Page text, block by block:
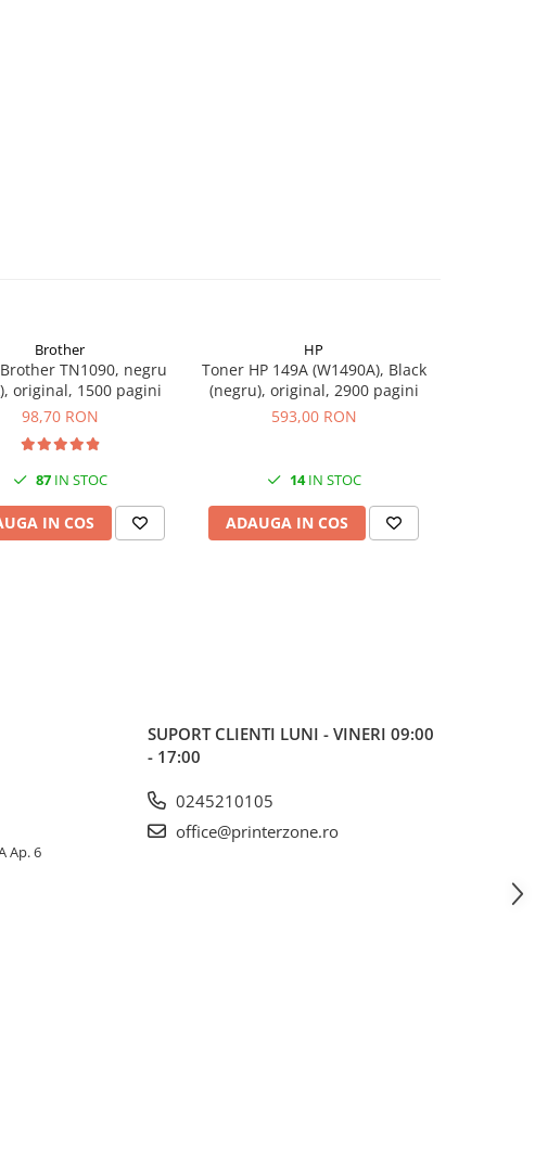
Brother
TN1090, negru
original, 1500 pagini
98,70 RON
87IN STOC
IN COS
HP
Toner HP 149A (W1490A), Black
(negru), original, 2900 pagini
593,00 RON
14IN STOC
ADAUGA IN COS
Ap. 6
SUPORT CLIENTI LUNI - VINERI 09:00
- 17:00
0245210105
office@printerzone.ro